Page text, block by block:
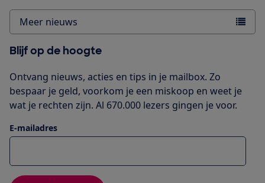
Meer nieuws
Blijf op de hoogte
Ontvang nieuws, acties en tips in je mailbox. Zo
bespaar je geld, voorkom je een miskoop en weet je
wat je rechten zijn. Al 670.000 lezers gingen je voor.
E-mailadres